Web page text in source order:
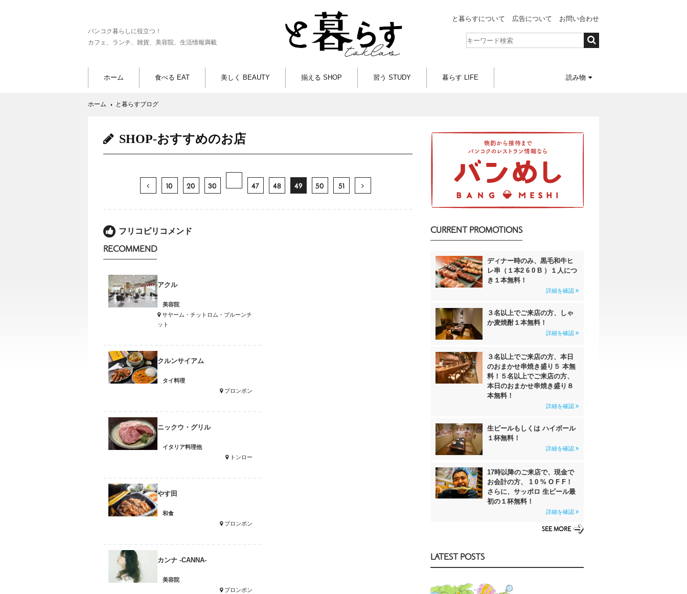
バンコク暮らしに役立つ！
カフェ、ランチ、雑貨、美容院、生活情報満載
と暮らすについて 広告について お問い合わせ
ホーム 食べる EAT 美しく BEAUTY 揃える SHOP 習う STUDY 暮らす LIFE 読み物
ホーム と暮らすブログ
SHOP-おすすめのお店
10 20 30 47 48 49 50 51
フリコピリコメンド
RECOMMEND
アクル
美容院
サヤーム・チットロム・プルーンチ
ット
クルンサイアム
タイ料理
プロンポン
ニックウ・グリル
イタリア料理他
トンロー
やす田
和食
プロンポン
カンナ -CANNA-
美容院
プロンポン
CURRENT PROMOTIONS
ディナー時のみ、黒毛和牛ヒ
レ串（１本2 6 0 B ）１人につ
き１本無料！
詳細を確認
３名以上でご来店の方、しゃ
か麦焼酎１本無料！
詳細を確認
３名以上でご来店の方、本日
のおまかせ串焼き盛り５ 本無
料！５名以上でご来店の方、
本日のおまかせ串焼き盛り８
本無料！
詳細を確認
生ビールもしくは ハイボール
１杯無料！
詳細を確認
17時以降のご来店で、現金で
お会計の方、 1 0 % O F F！
さらに、サッポロ 生ビール最
初の１杯無料！
詳細を確認
SEE MORE
LATEST POSTS